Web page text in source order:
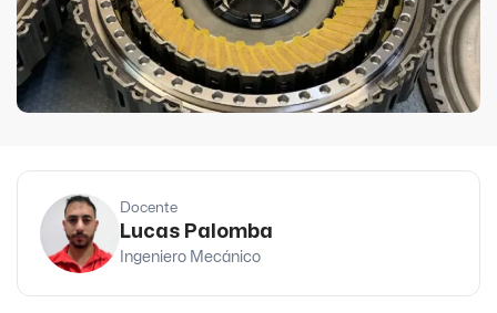
Docente
Lucas Palomba
Ingeniero Mecánico